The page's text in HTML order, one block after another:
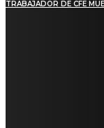
TRABAJADOR DE CFE